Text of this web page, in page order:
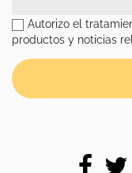
Autorizo el
productos y noticias